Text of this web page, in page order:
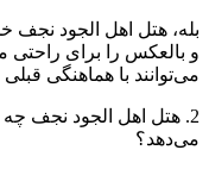
بله، هتل اهل الجود نجف
و بالعکس را برای راحتی
می‌توانند با هماهنگی
2. هتل اهل الجود نجف چه
می‌دهد؟